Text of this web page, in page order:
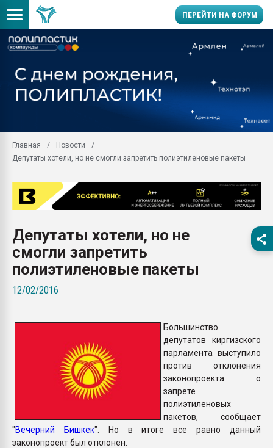
ПЕРЕЙТИ НА ФОРУМ
заводу пластмасс"
Подмосковье, Москва
28.07.2026
пластмасс
28.07.2026
ПЕРЕЙТИ НА
Главная
Новости
Депутаты хотели, но не смогли запретить полиэтиленовые пакеты
Депутаты хотели, но не
смогли запретить
полиэтиленовые пакеты
12/02/2016
Большинство
депутатов киргизского
парламента выступило
против отклонения
законопроекта о
запрете
полиэтиленовых
пакетов, сообщает
"Вечерний Бишкек". Но в итоге все равно данный
законопроект был отклонен.